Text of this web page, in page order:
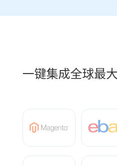
一键集成全球最